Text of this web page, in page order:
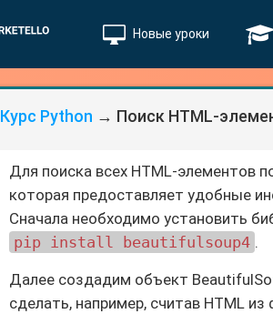
Новые уроки
Курс Python → Поиск HTML-
Для поиска всех HTML-элементов
которая предоставляет удобные
Сначала необходимо установить
pip install beautifulsoup4 .
Далее создадим объект
сделать, например, считав HTML